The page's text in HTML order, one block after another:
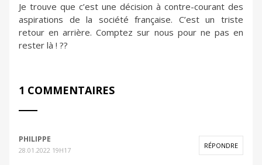
Je trouve que c’est une décision à contre-courant des
aspirations de la société française. C’est un triste
retour en arrière. Comptez sur nous pour ne pas en
rester là ! ??
1 COMMENTAIRES
PHILIPPE
28.01.2022 19H17
RÉPONDRE